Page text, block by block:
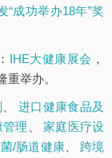
“成功举办18年”奖
IHE大健康展会 ，
举办。
、进口健康食品及
管理 、家庭医疗设
/肠道健康、 跨境